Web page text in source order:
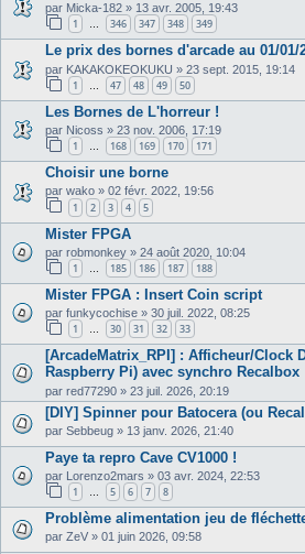
par Micka-182 » 13 avr. 2005, 19:43
1 … 346 347 348 349
Le prix des bornes d'arcade au 01/01/
par KAKAKOKEOKUKU » 23 sept. 2015, 19:14
1 47 48 49 50
Les Bornes de L'horreur !
par Nicoss » 23 nov. 2006, 17:19
1 … 168 169 170 171
Choisir une borne
par wako » 02 févr. 2022, 19:56
1 2 3 4 5
Mister FPGA
par robmonkey » 24 août 2020, 10:04
1 185 186 187 188
Mister FPGA : Insert Coin script
par funkycochise » 30 juil. 2022, 08:25
1 … 30 31 32 33
[ArcadeMatrix_RPI] : Afficheur/Clock
Raspberry Pi) avec synchro Recalbox
par red77290 » 23 juil. 2026, 20:19
[DIY] Spinner pour Batocera (ou
par Sebbeug » 13 janv. 2026, 21:40
Paye ta repro Cave CV1000 !
par Lorenzo2mars » 03 avr. 2024, 22:53
1 5 6 7 8
Problème alimentation jeu de
par ZeV » 01 juin 2026, 09:58